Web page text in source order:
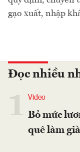
gạo xuất, nhập
Đọc nhiều
Video
Bỏ mức
quê làm